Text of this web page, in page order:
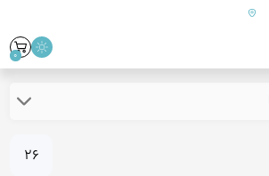
ایران - فارس - کازرون
0
26